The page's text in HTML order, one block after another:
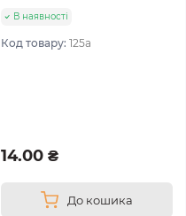
В наявності
Код товару: 125а
14.00 ₴
До кошика